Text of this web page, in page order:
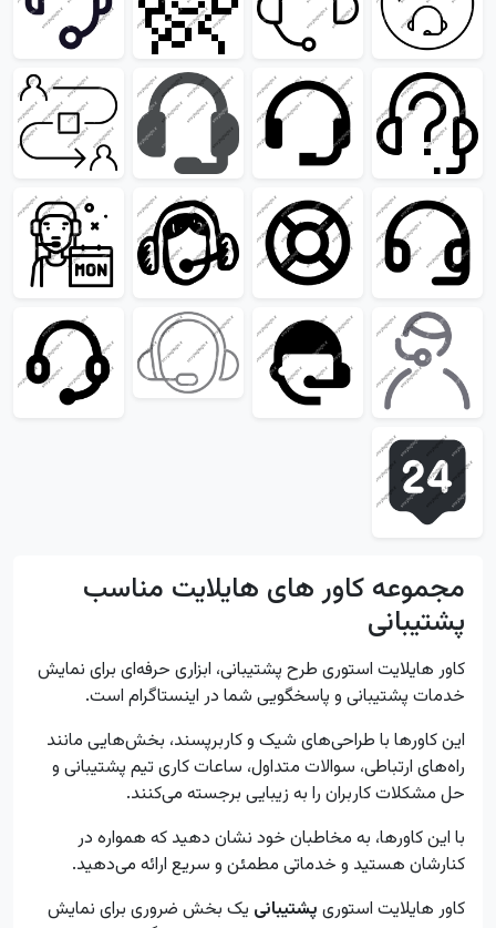
مجموعه کاور های هایلایت مناسب
پشتیبانی
کاور هایلایت استوری طرح پشتیبانی، ابزاری حرفه‌ای برای نمایش
خدمات پشتیبانی و پاسخگویی شما در اینستاگرام است.
این کاورها با طراحی‌های شیک و کاربرپسند، بخش‌هایی مانند
راه‌های ارتباطی، سوالات متداول، ساعات کاری تیم پشتیبانی و
حل مشکلات کاربران را به زیبایی برجسته می‌کنند.
با این کاورها، به مخاطبان خود نشان دهید که همواره در
کنارشان هستید و خدماتی مطمئن و سریع ارائه می‌دهید.
کاور هایلایت استوری پشتیبانی یک بخش ضروری برای نمایش